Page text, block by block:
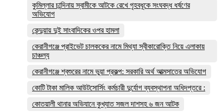
কুমিল্লার চান্দিনায় স্বামীকে আটকে রেখে গৃহবধূকে সংঘবদ্ধ ধর্ষণের
অভিযোগ
কেন্দুয়ায় দুই সাংবাদিকের ওপর হামলা
কেরানীগঞ্জে প্রাইভেট চালককের নামে মিথ্যা স্বীকারোক্তি নিয়ে এলাকায়
চাঞ্চল্য
কেরানীগঞ্জে শ্বশুরের নামে ভুয়া প্রকল্প: সরকারি অর্থ আত্মসাতের অভিযোগ
কোটি টাকা মালিক আউটসোর্সিং কর্মচারী দুর্যোগ ব্যবস্থাপনা অধিদপ্তরে :
কোতয়ালী থানার অভিযানে কুখ্যাত সজল দাশসহ ৬ জন আটক